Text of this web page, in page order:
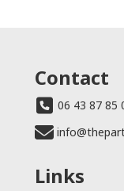
Contact
06 43 87 85
Links